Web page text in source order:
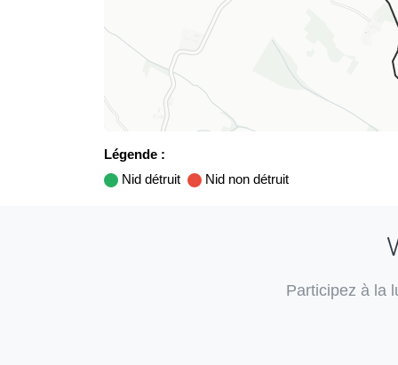
Légende :
Nid détruit
Nid non détruit
Participez à la